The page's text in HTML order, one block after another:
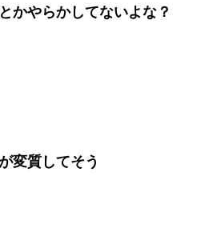
かやらかしてないよな？
変質してそう